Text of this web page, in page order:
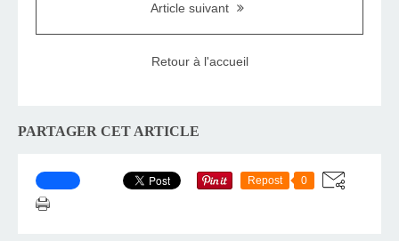
Article suivant
Retour à l'accueil
PARTAGER CET ARTICLE
Repost 0